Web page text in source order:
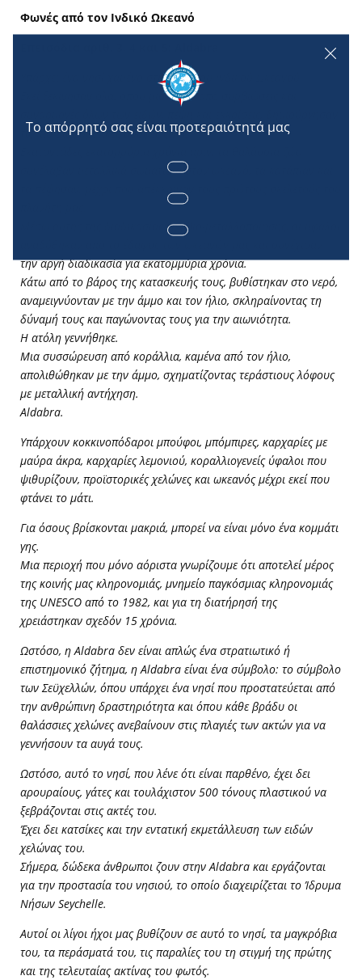
Φωνές από τον Ινδικό Ωκεανό
Υπάρχει ένα νησί χαμένο στη μέση του Ινδικού Ωκεανού.
Εκεί ξεκίνησαν όλα, όπου μια σειρά από συμβιώσεις και
τις πιο διαφορετικές μορφές ζωής.
συνέλαβαν μεταλλικά σωματίδια στον ωκεανό, τα κατάπιαν και
τα πέψησαν, μέχρι που απέκκριναν τους πρώτους σκελετούς του
Μέσω αυτής της διαδικασίας της βιο-μεταλλοποίησης, οι ύφαλοι
την αργή διαδικασία για εκατομμύρια χρόνια.
Κάτω από το βάρος της κατασκευής τους, βυθίστηκαν στο νερό,
αναμειγνύονταν με την άμμο και τον ήλιο, σκληραίνοντας τη
δύναμή τους και παγώνοντας τους για την αιωνιότητα.
Η ατόλη γεννήθηκε.
Μια συσσώρευση από κοράλλια, καμένα από τον ήλιο,
απολιθώθηκαν με την άμμο, σχηματίζοντας τεράστιους λόφους
με μεταλλική αντήχηση.
Aldabra.
Υπάρχουν κοκκινοπόδαροι μπούφοι, μπόμπιρες, καρχαρίες με
μαύρα άκρα, καρχαρίες λεμονιού, κοραλλιογενείς ύφαλοι που
ψιθυρίζουν, προϊστορικές χελώνες και ωκεανός μέχρι εκεί που
φτάνει το μάτι.
Για όσους βρίσκονται μακριά, μπορεί να είναι μόνο ένα κομμάτι
γης.
Μια περιοχή που μόνο αόριστα γνωρίζουμε ότι αποτελεί μέρος
της κοινής μας κληρονομιάς, μνημείο παγκόσμιας κληρονομιάς
της UNESCO από το 1982, και για τη διατήρησή της
χρειάστηκαν σχεδόν 15 χρόνια.
Ωστόσο, η Aldabra δεν είναι απλώς ένα στρατιωτικό ή
επιστημονικό ζήτημα, η Aldabra είναι ένα σύμβολο: το σύμβολο
των Σεϋχελλών, όπου υπάρχει ένα νησί που προστατεύεται από
την ανθρώπινη δραστηριότητα και όπου κάθε βράδυ οι
θαλάσσιες χελώνες ανεβαίνουν στις πλαγιές των ακτών για να
γεννήσουν τα αυγά τους.
Ωστόσο, αυτό το νησί, που λένε ότι είναι παρθένο, έχει δει
αρουραίους, γάτες και τουλάχιστον 500 τόνους πλαστικού να
ξεβράζονται στις ακτές του.
Έχει δει κατσίκες και την εντατική εκμετάλλευση των ειδών
χελώνας του.
Σήμερα, δώδεκα άνθρωποι ζουν στην Aldabra και εργάζονται
για την προστασία του νησιού, το οποίο διαχειρίζεται το Ίδρυμα
Νήσων Seychelle.
Αυτοί οι λίγοι ήχοι μας βυθίζουν σε αυτό το νησί, τα μαγκρόβια
του, τα περάσματά του, τις παραλίες του τη στιγμή της πρώτης
και της τελευταίας ακτίνας του φωτός.